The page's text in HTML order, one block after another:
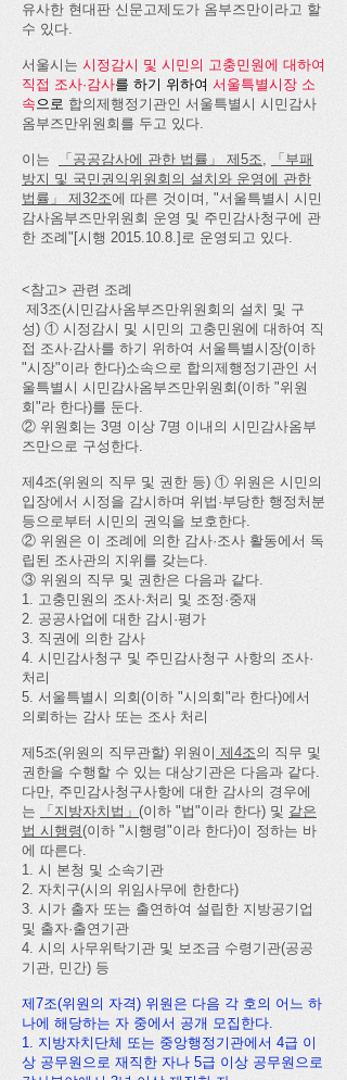
유사한 현대판 신문고제도가 옴부즈만이라고 할
수 있다.
서울시는 시정감시 및 시민의 고충민원에 대하여
직접 조사·감사를 하기 위하여 서울특별시장 소
속으로 합의제행정기관인 서울특별시 시민감사
옴부즈만위원회를 두고 있다.
이는 「공공감사에 관한 법률」 제5조,
「부패
방지 및 국민권익위원회의 설치와 운영에 관한
법률」 제32조에 따른 것이며, "서울특별시 시민
감사옴부즈만위원회 운영 및 주민감사청구에 관
한 조례"[시행 2015.10.8.]로 운영되고 있다.
<참고> 관련 조례
제3조(시민감사옴부즈만위원회의 설치 및 구
성) ① 시정감시 및 시민의 고충민원에 대하여 직
접 조사·감사를 하기 위하여 서울특별시장(이하
"시장"이라 한다)소속으로 합의제행정기관인 서
울특별시 시민감사옴부즈만위원회(이하 "위원
회"라 한다)를 둔다.
② 위원회는 3명 이상 7명 이내의 시민감사옴부
즈만으로 구성한다.
제4조(위원의 직무 및 권한 등) ① 위원은 시민의
입장에서 시정을 감시하며 위법·부당한 행정처분
등으로부터 시민의 권익을 보호한다.
② 위원은 이 조례에 의한 감사·조사 활동에서 독
립된 조사관의 지위를 갖는다.
③ 위원의 직무 및 권한은 다음과 같다.
1. 고충민원의 조사·처리 및 조정·중재
2. 공공사업에 대한 감시·평가
3. 직권에 의한 감사
4. 시민감사청구 및 주민감사청구 사항의 조사·
처리
5. 서울특별시 의회(이하 "시의회"라 한다)에서
의뢰하는 감사 또는 조사 처리
제5조(위원의 직무관할) 위원이 제4조의 직무 및
권한을 수행할 수 있는 대상기관은 다음과 같다.
다만, 주민감사청구사항에 대한 감사의 경우에
는
「지방자치법」 (이하 "법"이라 한다) 및 같은
법 시행령(이하 "시행령"이라 한다)이 정하는 바
에 따른다.
1. 시 본청 및 소속기관
2. 자치구(시의 위임사무에 한한다)
3. 시가 출자 또는 출연하여 설립한 지방공기업
및 출자·출연기관
4. 시의 사무위탁기관 및 보조금 수령기관(공공
기관, 민간) 등
제7조(위원의 자격) 위원은 다음 각 호의 어느 하
나에 해당하는 자 중에서 공개 모집한다.
1. 지방자치단체 또는 중앙행정기관에서 4급 이
상 공무원으로 재직한 자나 5급 이상 공무원으로